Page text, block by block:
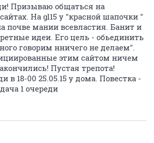
Призываю общаться на
На gl15 у "красной шапочки "
почве мании всевластия. Банит и
идеи. Его цель - обьединить
говорим нничего не делаем".
этим сайтом ничем
Пустая трепота!
в 18-00 25.05.15 у дома. Повестка -
1 очереди